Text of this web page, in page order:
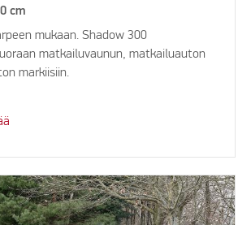
cm
mukaan. Shadow 300
matkailuvaunun, matkailuauton
markiisiin.